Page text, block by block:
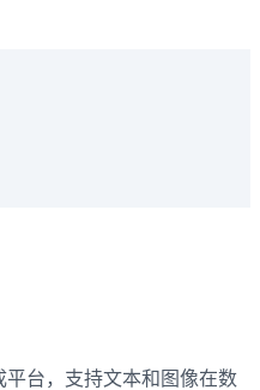
台，支持文本和图像在数